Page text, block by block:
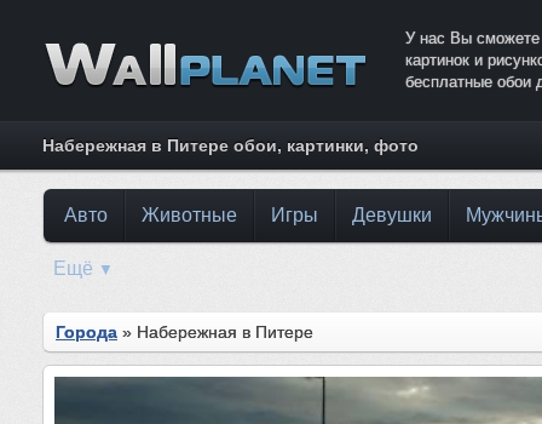
У нас Вы сможете
картинок и
бесплатные обои
Набережная в Питере обои, картинки, фото
Авто Животные Игры Девушки
Ещё ▼
Города » Набережная в Питере